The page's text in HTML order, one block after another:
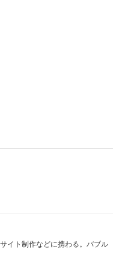
イト制作などに携わる。バブル